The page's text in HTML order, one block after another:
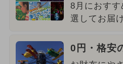
8月におす
選してお届
0円・格安